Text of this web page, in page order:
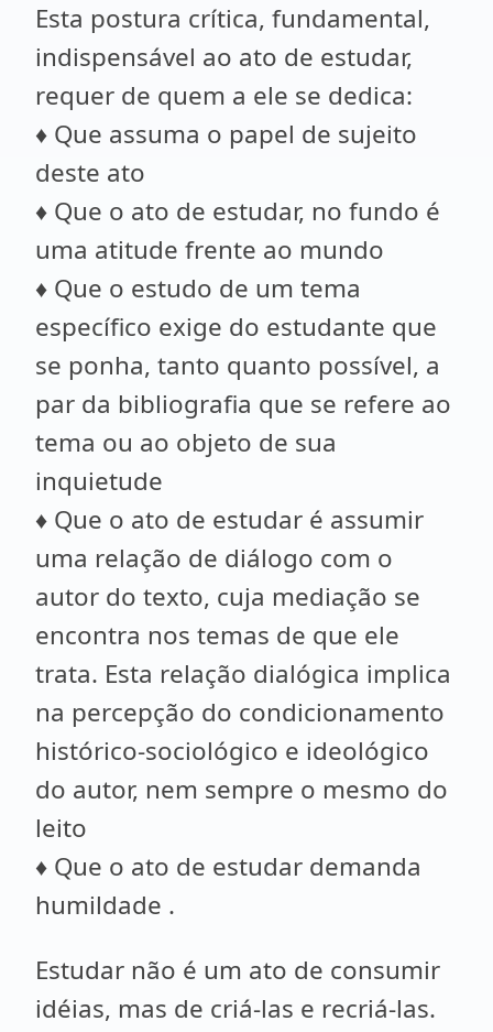
Esta postura crítica, fundamental,
indispensável ao ato de estudar,
requer de quem a ele se dedica:
♦ Que assuma o papel de sujeito
deste ato
♦ Que o ato de estudar, no fundo é
uma atitude frente ao mundo
♦ Que o estudo de um tema
específico exige do estudante que
se ponha, tanto quanto possível, a
par da bibliografia que se refere ao
tema ou ao objeto de sua
inquietude
♦ Que o ato de estudar é assumir
uma relação de diálogo com o
autor do texto, cuja mediação se
encontra nos temas de que ele
trata. Esta relação dialógica implica
na percepção do condicionamento
histórico-sociológico e ideológico
do autor, nem sempre o mesmo do
leito
♦ Que o ato de estudar demanda
humildade .
Estudar não é um ato de consumir
idéias, mas de criá-las e recriá-las.